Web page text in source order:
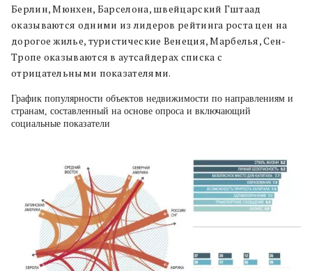
Берлин, Мюнхен, Барселона, швейцарский Гштаад
оказываются одними из лидеров рейтинга роста цен на
дорогое жилье, туристические Венеция, Марбелья, Сен-
Тропе оказываются в аутсайдерах списка с
отрицательными показателями.
График популярности объектов недвижимости по направлениям и
странам, составленный на основе опроса и включающий
социальные показатели